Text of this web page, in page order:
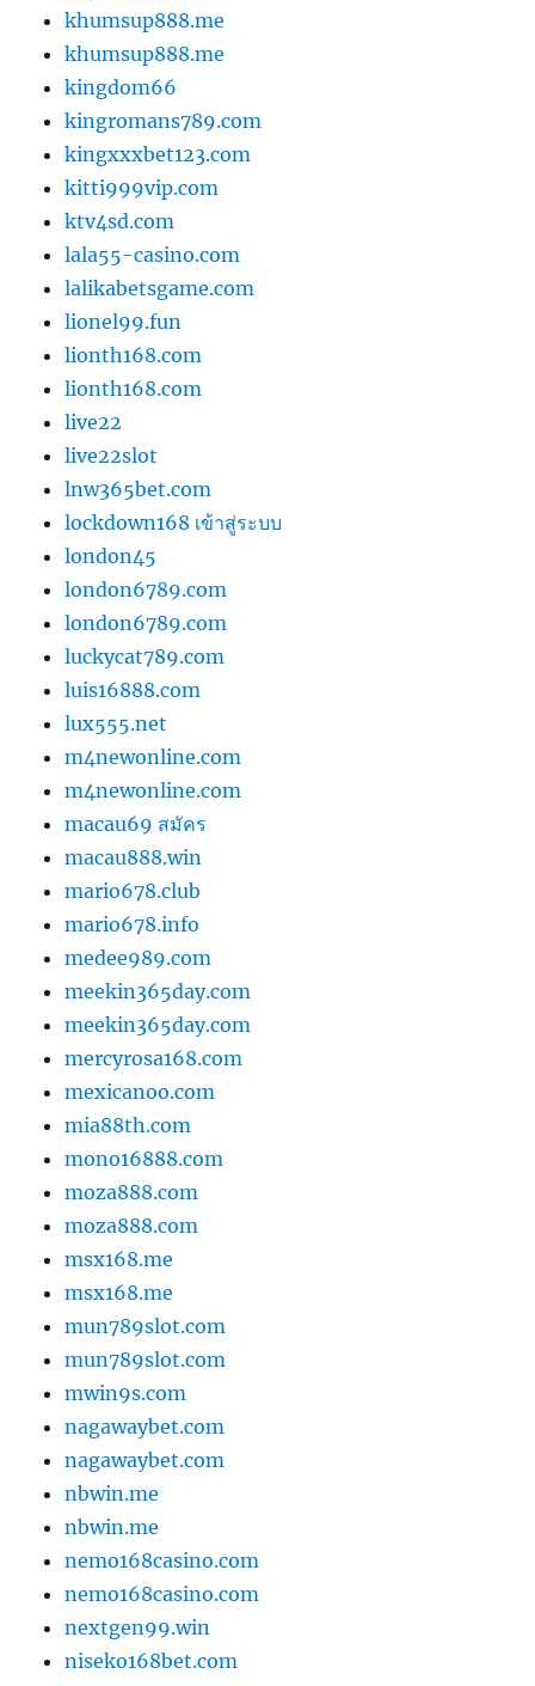
khumsup888.me
khumsup888.me
kingdom66
kingromans789.com
kingxxxbet123.com
kitti999vip.com
ktv4sd.com
lala55-casino.com
lalikabetsgame.com
lionel99.fun
lionth168.com
lionth168.com
live22
live22slot
lnw365bet.com
lockdown168 เข้าสู่ระบบ
london45
london6789.com
london6789.com
luckycat789.com
luis16888.com
lux555.net
m4newonline.com
m4newonline.com
macau69 สมัคร
macau888.win
mario678.club
mario678.info
medee989.com
meekin365day.com
meekin365day.com
mercyrosa168.com
mexicanoo.com
mia88th.com
mono16888.com
moza888.com
moza888.com
msx168.me
msx168.me
mun789slot.com
mun789slot.com
mwin9s.com
nagawaybet.com
nagawaybet.com
nbwin.me
nbwin.me
nemo168casino.com
nemo168casino.com
nextgen99.win
niseko168bet.com